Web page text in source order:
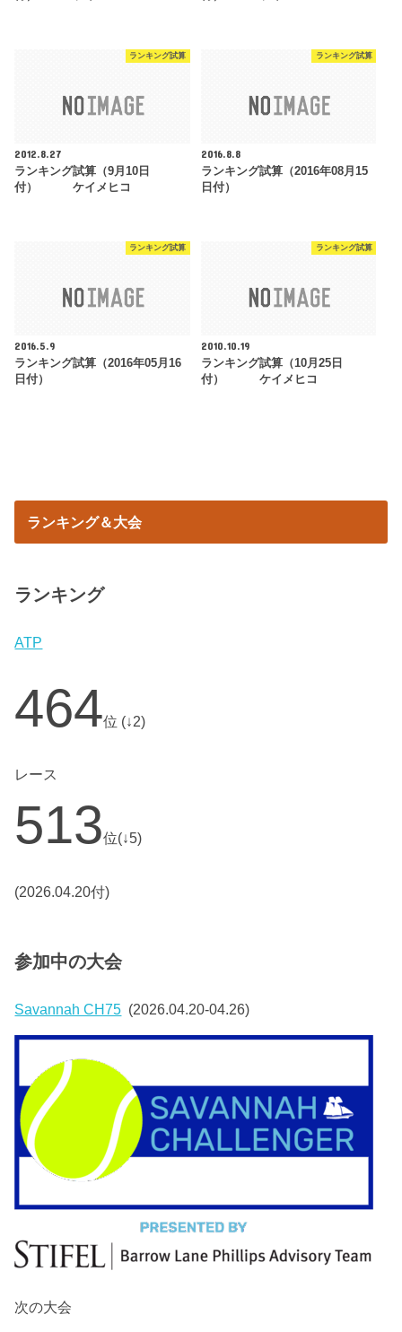
ランキング試算
2012.8.27
ランキング試算（9月10日
付） ケイメヒコ
ランキング試算
2016.8.8
ランキング試算（2016年08月15
日付）
ランキング試算
2016.5.9
ランキング試算（2016年05月16
日付）
ランキング試算
2010.10.19
ランキング試算（10月25日
付） ケイメヒコ
ランキング＆大会
ランキング
ATP
464位 (↓2)
レース
513位(↓5)
(2026.04.20付)
参加中の大会
Savannah CH75 (2026.04.20-04.26)
次の大会